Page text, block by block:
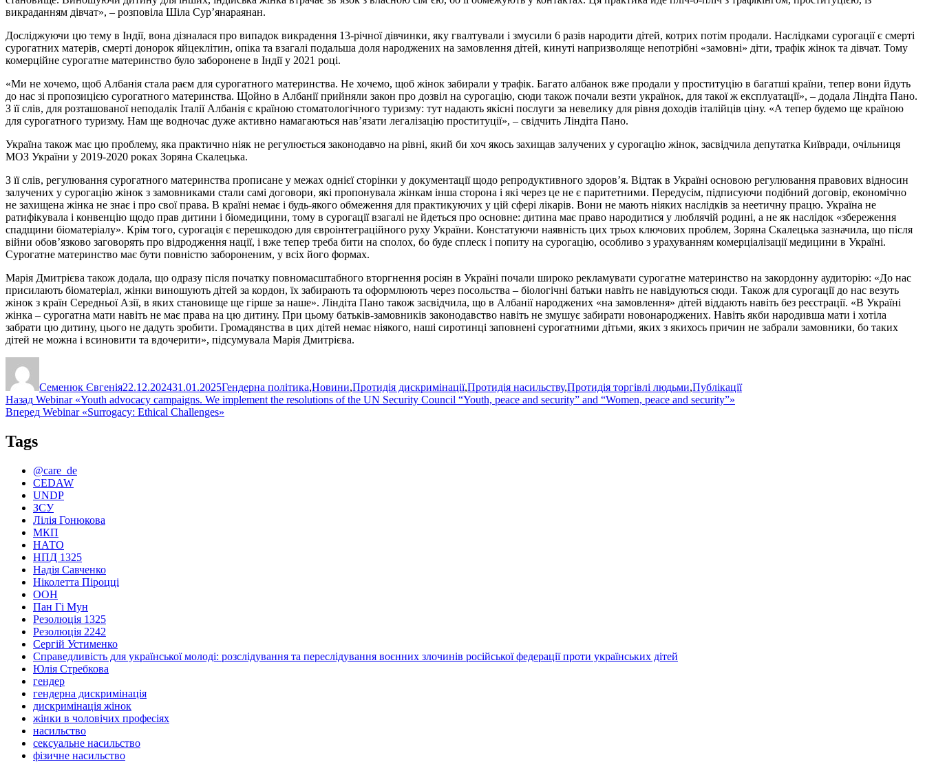
викраданням дівчат», – розповіла Шіла Сур’янараянан.
Досліджуючи цю тему в Індії, вона дізналася про випадок викрадення 13-річної дівчинки, яку гвалтували і змусили 6 разів народити дітей, котрих потім продали. Наслідками сурогації є смерті
сурогатних матерів, смерті донорок яйцеклітин, опіка та взагалі подальша доля народжених на замовлення дітей, кинуті напризволяще непотрібні «замовні» діти, трафік жінок та дівчат. Тому
комерційне сурогатне материнство було заборонене в Індії у 2021 році.
«Ми не хочемо, щоб Албанія стала раєм для сурогатного материнства. Не хочемо, щоб жінок забирали у трафік. Багато албанок вже продали у проституцію в багатші країни, тепер вони йдуть
до нас зі пропозицією сурогатного материнства. Щойно в Албанії прийняли закон про дозвіл на сурогацію, сюди також почали везти українок, для такої ж експлуатації», – додала Ліндіта Пано.
З її слів, для розташованої неподалік Італії Албанія є країною стоматологічного туризму: тут надають якісні послуги за невелику для рівня доходів італійців ціну. «А тепер будемо ще країною
для сурогатного туризму. Нам ще водночас дуже активно намагаються нав’язати легалізацію проституції», – свідчить Ліндіта Пано.
Україна також має цю проблему, яка практично ніяк не регулюється законодавчо на рівні, який би хоч якось захищав залучених у сурогацію жінок, засвідчила депутатка Київради, очільниця
МОЗ України у 2019-2020 роках Зоряна Скалецька.
З її слів, регулювання сурогатного материнства прописане у межах однієї сторінки у документації щодо репродуктивного здоров’я. Відтак в Україні основою регулювання правових відносин
залучених у сурогацію жінок з замовниками стали самі договори, які пропонувала жінкам інша сторона і які через це не є паритетними. Передусім, підписуючи подібний договір, економічно
не захищена жінка не знає і про свої права. В країні немає і будь-якого обмеження для практикуючих у цій сфері лікарів. Вони не мають ніяких наслідків за неетичну працю. Україна не
ратифікувала і конвенцію щодо прав дитини і біомедицини, тому в сурогації взагалі не йдеться про основне: дитина має право народитися у люблячій родині, а не як наслідок «збереження
спадщини біоматеріалу». Крім того, сурогація є перешкодою для євроінтеграційного руху України. Констатуючи наявність цих трьох ключових проблем, Зоряна Скалецька зазначила, що після
війни обов’язково заговорять про відродження нації, і вже тепер треба бити на сполох, бо буде сплеск і попиту на сурогацію, особливо з урахуванням комерціалізації медицини в Україні.
Сурогатне материнство має бути повністю забороненим, у всіх його формах.
Марія Дмитрієва також додала, що одразу після початку повномасштабного вторгнення росіян в Україні почали широко рекламувати сурогатне материнство на закордонну аудиторію: «До нас
присилають біоматеріал, жінки виношують дітей за кордон, їх забирають та оформлюють через посольства – біологічні батьки навіть не навідуються сюди. Також для сурогації до нас везуть
жінок з країн Середньої Азії, в яких становище ще гірше за наше». Ліндіта Пано також засвідчила, що в Албанії народжених «на замовлення» дітей віддають навіть без реєстрації. «В Україні
жінка – сурогатна мати навіть не має права на цю дитину. При цьому батьків-замовників законодавство навіть не змушує забирати новонароджених. Навіть якби народивша мати і хотіла
забрати цю дитину, цього не дадуть зробити. Громадянства в цих дітей немає ніякого, наші сиротинці заповнені сурогатними дітьми, яких з якихось причин не забрали замовники, бо таких
дітей не можна і всиновити та вдочерити», підсумувала Марія Дмитрієва.
Семенюк Євгенія22.12.202431.01.2025Гендерна політика,Новини,Протидія дискримінації,Протидія насильству,Протидія торгівлі людьми,Публікації
Навігація
записів
Назад Попередній
запис:
Webinar «Youth advocacy campaigns. We implement the resolutions of the UN Security Council “Youth, peace and security” and “Women, peace and security”»
Вперед Наступний
Webinar «Surrogacy: Ethical Challenges»
Tags
@care_de
CEDAW
UNDP
ЗСУ
Лілія Гонюкова
МКП
НАТО
НПД 1325
Надія Савченко
Ніколетта Піроцці
ООН
Пан Гі Мун
Резолюція 1325
Резолюція 2242
Сергій Устименко
Справедливість для української молоді: розслідування та переслідування воєнних злочинів російської федерації проти українських дітей
Юлія Стребкова
гендер
гендерна дискримінація
дискримінація жінок
жінки в чоловічих професіях
насильство
сексуальне насильство
фізичне насильство